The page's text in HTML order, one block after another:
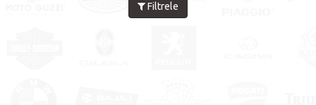
Filtrele